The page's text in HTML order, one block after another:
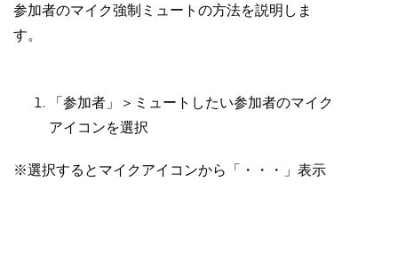
参加者のマイク強制ミュートの方法を説明しま
す。
「参加者」＞ミュートしたい参加者のマイク
アイコンを選択
※選択するとマイクアイコンから「・・・」表示